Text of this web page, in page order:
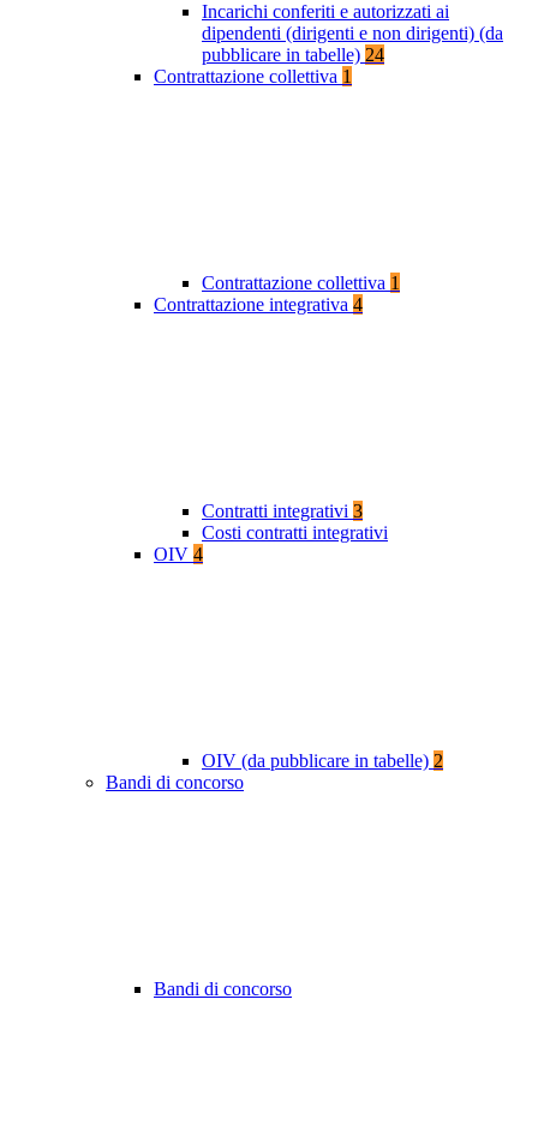
Incarichi conferiti e autorizzati ai
dipendenti (dirigenti e non dirigenti) (da
pubblicare in tabelle) 24
Contrattazione collettiva 1
Contrattazione collettiva 1
Contrattazione integrativa 4
Contratti integrativi 3
Costi contratti integrativi
OIV 4
OIV (da pubblicare in tabelle) 2
Bandi di concorso
Bandi di concorso